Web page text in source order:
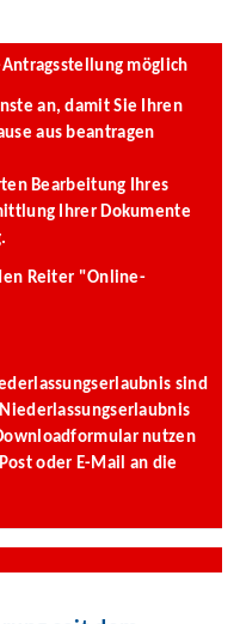
möglich
an, damit Sie Ihren
aus beantragen
Bearbeitung Ihres
Ihrer Dokumente
Reiter "Online-
sind
nutzen
oder E-Mail an die